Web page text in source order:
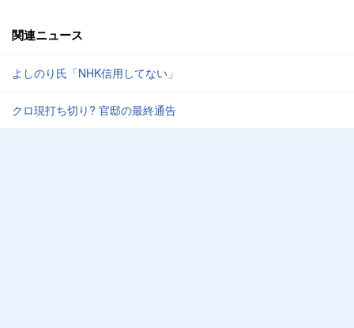
関連ニュース
よしのり氏「NHK信用してない」
クロ現打ち切り? 官邸の最終通告